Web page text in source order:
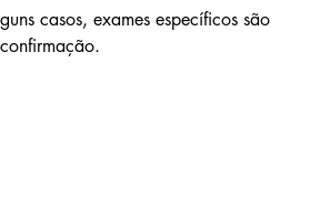
casos, exames específicos são